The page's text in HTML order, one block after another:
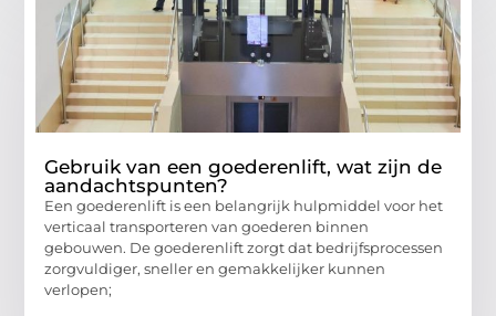
Gebruik van een goederenlift, wat zijn de
aandachtspunten?
Een goederenlift is een belangrijk hulpmiddel voor het
verticaal transporteren van goederen binnen
gebouwen. De goederenlift zorgt dat bedrijfsprocessen
zorgvuldiger, sneller en gemakkelijker kunnen
verlopen;